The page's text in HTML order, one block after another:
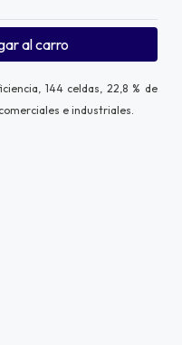
al carro
144 celdas, 22,8 % de
e industriales.